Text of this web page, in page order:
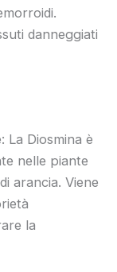
danneggiati
La Diosmina è
nelle piante
arancia. Viene
la